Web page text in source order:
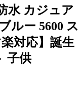
水 カジュア
ルー 5600 ス
対応】誕生
子供